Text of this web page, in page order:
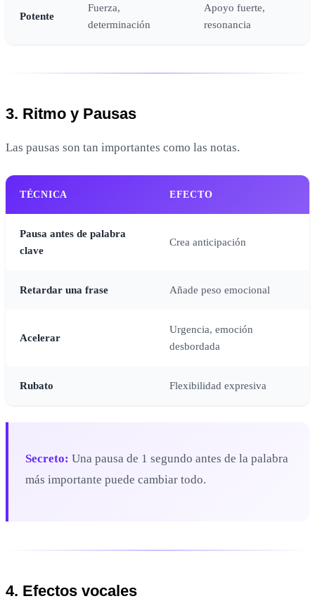
Potente
Fuerza,
determinación
Apoyo fuerte,
resonancia
3. Ritmo y Pausas
Las pausas son tan importantes como las notas.
TÉCNICA EFECTO
Pausa antes de palabra
clave
Crea anticipación
Retardar una frase Añade peso emocional
Acelerar
Urgencia, emoción
desbordada
Rubato Flexibilidad expresiva
Secreto: Una pausa de 1 segundo antes de la palabra
más importante puede cambiar todo.
4. Efectos vocales